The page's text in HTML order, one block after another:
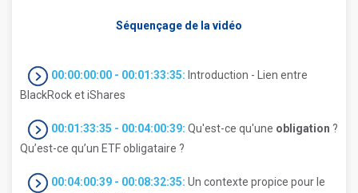
Séquençage de la vidéo
00:00:00:00 - 00:01:33:35: Introduction - Lien entre
BlackRock et iShares
00:01:33:35 - 00:04:00:39: Qu'est-ce qu'une obligation ?
Qu’est-ce qu’un ETF obligataire ?
00:04:00:39 - 00:08:32:35: Un contexte propice pour le